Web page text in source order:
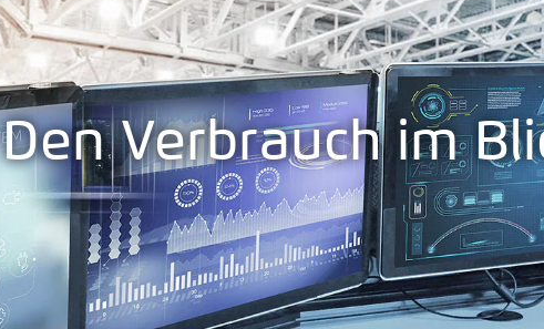
Den Verbrauch im